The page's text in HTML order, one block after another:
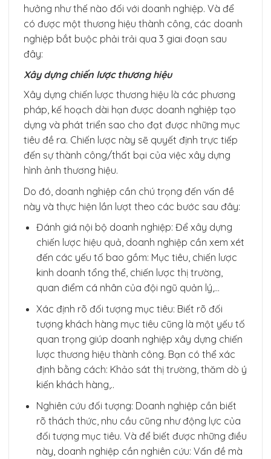
hưởng như thế nào đối với doanh nghiệp. Và để
có được một thương hiệu thành công, các doanh
nghiệp bắt buộc phải trải qua 3 giai đoạn sau
đây:
Xây dựng chiến lược thương hiệu
Xây dựng chiến lược thương hiệu là các phương
pháp, kế hoạch dài hạn được doanh nghiệp tạo
dựng và phát triển sao cho đạt được những mục
tiêu đề ra. Chiến lược này sẽ quyết định trực tiếp
đến sự thành công/thất bại của việc xây dựng
hình ảnh thương hiệu.
Do đó, doanh nghiệp cần chú trọng đến vấn đề
này và thực hiện lần lượt theo các bước sau đây:
Đánh giá nội bộ doanh nghiệp: Để xây dựng
chiến lược hiệu quả, doanh nghiệp cần xem xét
đến các yếu tố bao gồm: Mục tiêu, chiến lược
kinh doanh tổng thể, chiến lược thị trường,
quan điểm cá nhân của đội ngũ quản lý,…
Xác định rõ đối tượng mục tiêu: Biết rõ đối
tượng khách hàng mục tiêu cũng là một yếu tố
quan trọng giúp doanh nghiệp xây dựng chiến
lược thương hiệu thành công. Bạn có thể xác
định bằng cách: Khảo sát thị trường, thăm dò ý
kiến khách hàng,..
Nghiên cứu đối tượng: Doanh nghiệp cần biết
rõ thách thức, nhu cầu cũng như động lực của
đối tượng mục tiêu. Và để biết được những điều
này, doanh nghiệp cần nghiên cứu: Vấn đề mà